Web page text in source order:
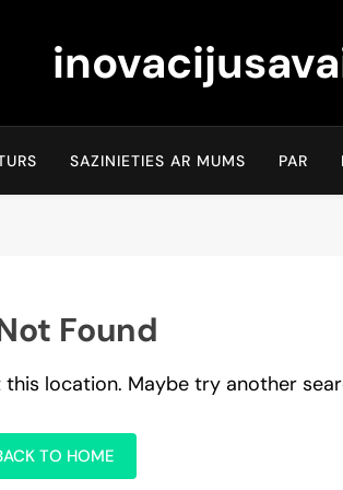
SAZINIETIES AR MUMS PAR
Found
location. Maybe try another
TO HOME